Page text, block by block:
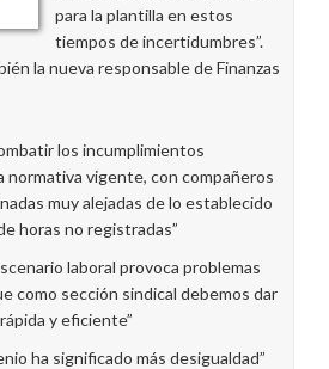
para la plantilla en estos
tiempos de incertidumbres”.
la nueva responsable de Finanzas
los incumplimientos
normativa vigente, con compañeros
muy alejadas de lo establecido
horas no registradas”
laboral provoca problemas
como sección sindical debemos dar
y eficiente”
ha significado más desigualdad”